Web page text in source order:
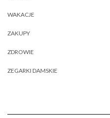
WAKACJE
ZAKUPY
ZDROWIE
ZEGARKI DAMSKIE